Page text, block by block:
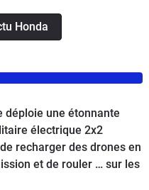
Honda
déploie une étonnante
électrique 2x2
recharger des drones en
et de rouler … sur les